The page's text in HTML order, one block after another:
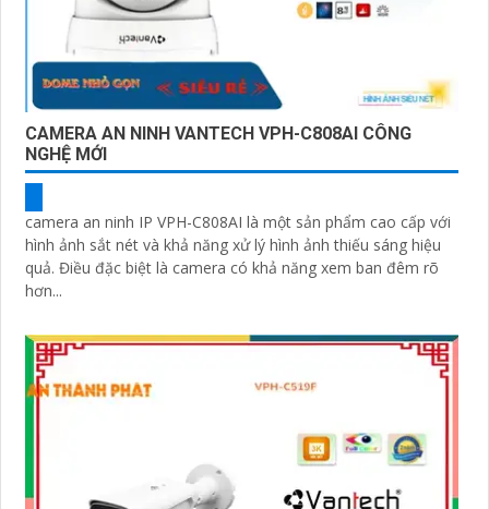
CAMERA AN NINH VANTECH VPH-C808AI CÔNG
NGHỆ MỚI
camera an ninh IP VPH-C808AI là một sản phẩm cao cấp với
hình ảnh sắt nét và khả năng xử lý hình ảnh thiếu sáng hiệu
quả. Điều đặc biệt là camera có khả năng xem ban đêm rõ
hơn...